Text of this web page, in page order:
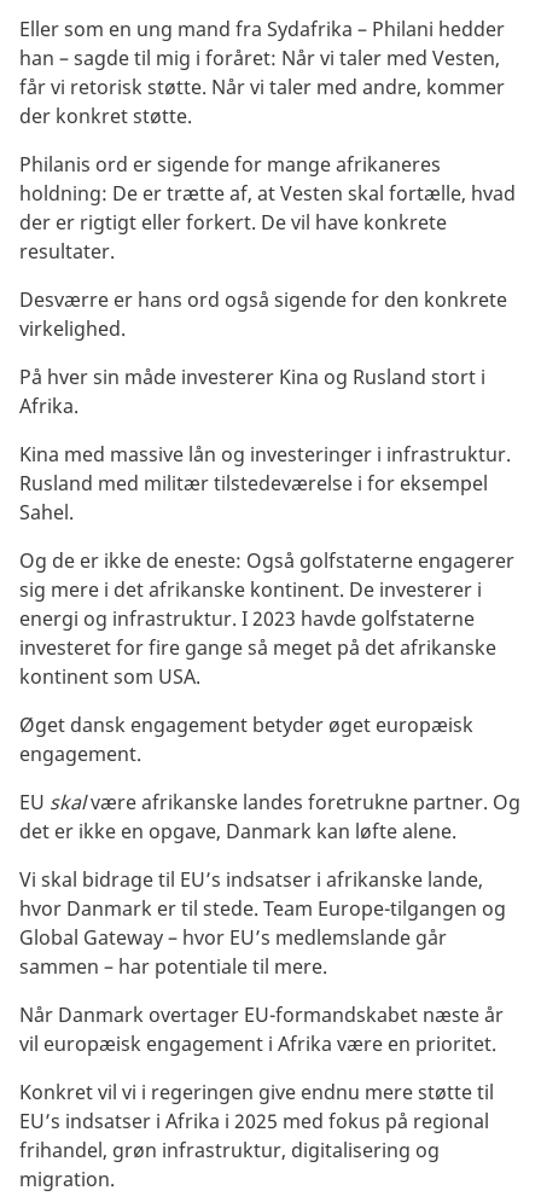
Eller som en ung mand fra Sydafrika – Philani hedder
han – sagde til mig i foråret: Når vi taler med Vesten,
får vi retorisk støtte. Når vi taler med andre, kommer
der konkret støtte.
Philanis ord er sigende for mange afrikaneres
holdning: De er trætte af, at Vesten skal fortælle, hvad
der er rigtigt eller forkert. De vil have konkrete
resultater.
Desværre er hans ord også sigende for den konkrete
virkelighed.
På hver sin måde investerer Kina og Rusland stort i
Afrika.
Kina med massive lån og investeringer i infrastruktur.
Rusland med militær tilstedeværelse i for eksempel
Sahel.
Og de er ikke de eneste: Også golfstaterne engagerer
sig mere i det afrikanske kontinent. De investerer i
energi og infrastruktur. I 2023 havde golfstaterne
investeret for fire gange så meget på det afrikanske
kontinent som USA.
Øget dansk engagement betyder øget europæisk
engagement.
EU skalvære afrikanske landes foretrukne partner. Og
det er ikke en opgave, Danmark kan løfte alene.
Vi skal bidrage til EU’s indsatser i afrikanske lande,
hvor Danmark er til stede. Team Europe-tilgangen og
Global Gateway – hvor EU’s medlemslande går
sammen – har potentiale til mere.
Når Danmark overtager EU-formandskabet næste år
vil europæisk engagement i Afrika være en prioritet.
Konkret vil vi i regeringen give endnu mere støtte til
EU’s indsatser i Afrika i 2025 med fokus på regional
frihandel, grøn infrastruktur, digitalisering og
migration.